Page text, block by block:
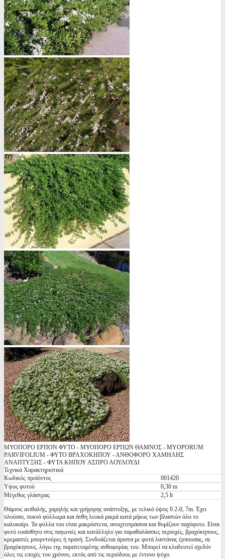
ΜΥΟΠΟΡΟ ΕΡΠΟΝ ΦΥΤΟ - ΜΥΟΠΟΡΟ ΕΡΠΩΝ ΘΑΜΝΟΣ - MYOPORUM
PARVIFOLIUM - ΦΥΤΟ ΒΡΑΧΟΚΗΠΟΥ - ΑΝΘΟΦΟΡΟ ΧΑΜΗΛΗΣ
ΑΝΑΠΤΥΞΗΣ - ΦΥΤΑ ΚΗΠΟΥ ΑΣΠΡΟ ΛΟΥΛΟΥΔΙ
Τεχνικά Χαρακτηριστικά
Κωδικός προϊόντος
001420
Υψος φυτού
0,30 m
Μέγεθος γλάστρας
2,5 lt
Θάμνος αειθαλής, χαμηλής και γρήγορης ανάπτυξης, με τελικό ύψος 0.2-0, 7m. Έχει
πλούσιο, πυκνό φύλλωμα και άνθη λευκά μικρά κατά μήκος των βλαστών όλο το
καλοκαίρι. Τα φύλλα του είναι μακρόστενα, ανοιχτοπράσινα και θυμίζουν παχύφυτο. Είναι
φυτό ευαίσθητο στις παγωνιές και κατάλληλο για παραθαλάσσιες περιοχές, βραχόκηπους,
κρεμαστές μπορντούρες ή πρανή. Συνδυάζεται άριστα με φυτά λαντάνας έρπουσας, σε
βραχόκηπους, λόγω της παρατεταμένης ανθοφορίας του. Μπορεί να κλαδευτεί σχεδόν
όλες τις εποχές του χρόνου, εκτός από τις περιόδους με έντονο ψύχο.